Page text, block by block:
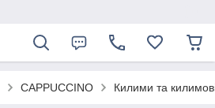
CAPPUCCINO Килими та